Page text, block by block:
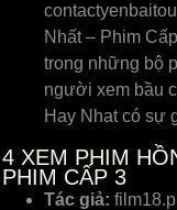
Nhất – Phim
trong những bộ
người xem bầu
Hay Nhat có sự
4 XEM PHIM
PHIM CẤP 3
Tác giả: